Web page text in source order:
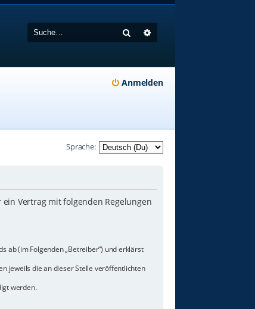
Suche
Anmelden
Sprache:
Vertrag mit folgenden Regelungen
ab (im Folgenden „Betreiber“) und erklärst
jeweils die an dieser Stelle veröffentlichten
werden.